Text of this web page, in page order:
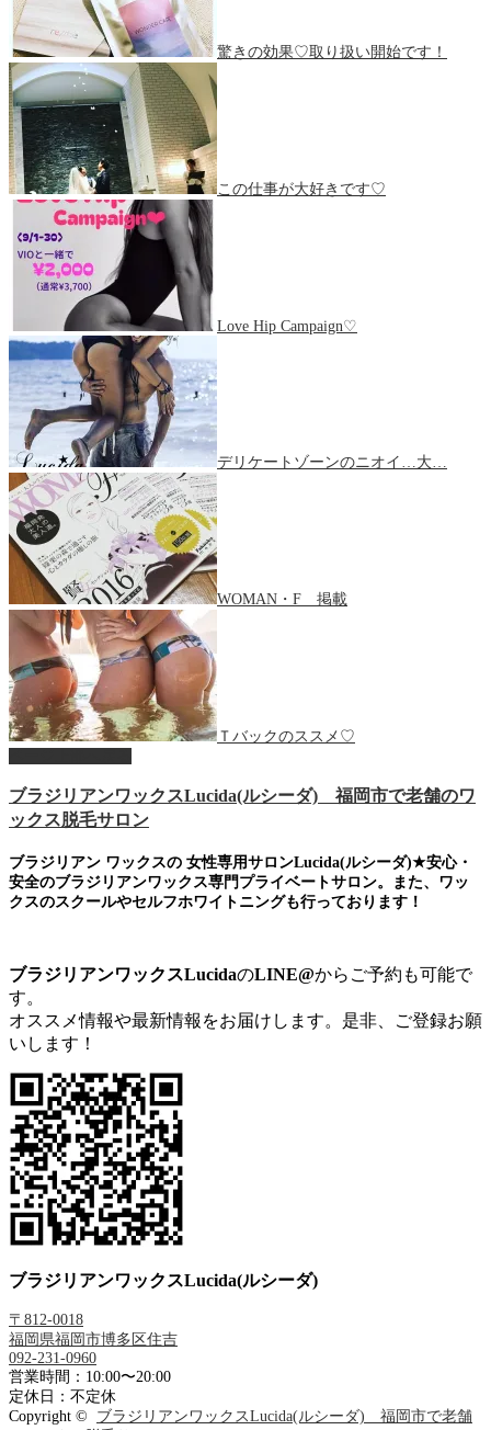
驚きの効果♡取り扱い開始です！
この仕事が大好きです♡
Love Hip Campaign♡
デリケートゾーンのニオイ…大…
WOMAN・F 掲載
Ｔバックのススメ♡
ブラジリアンワックスLucida(ルシーダ) 福岡市で老舗のワ
ックス脱毛サロン
ブラジリアン ワックスの 女性専用サロンLucida(ルシーダ)★安心・
安全のブラジリアンワックス専門プライベートサロン。また、ワッ
クスのスクールやセルフホワイトニングも行っております！
ブラジリアンワックスLucidaのLINE@からご予約も可能で
す。
オススメ情報や最新情報をお届けします。是非、ご登録お願
いします！
ブラジリアンワックスLucida(ルシーダ)
〒812-0018
福岡県福岡市博多区住吉
092-231-0960
営業時間：10:00〜20:00
定休日：不定休
Copyright © ブラジリアンワックスLucida(ルシーダ) 福岡市で老舗